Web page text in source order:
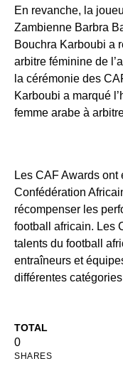
En revanche, la
Zambienne Barbra
Bouchra Karboubi a
arbitre féminine de
la cérémonie des
Karboubi a marqué
femme arabe à
Les CAF Awards ont
Confédération
récompenser les
football africain. Les
talents du football
entraîneurs et
différentes
TOTAL
0
SHARES